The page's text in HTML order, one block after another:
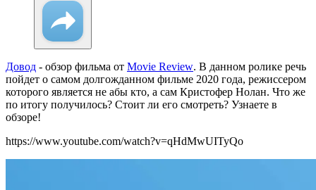
Довод - обзор фильма от Movie Review. В данном ролике речь
пойдет о самом долгожданном фильме 2020 года, режиссером
которого является не абы кто, а сам Кристофер Нолан. Что же
по итогу получилось? Стоит ли его смотреть? Узнаете в
обзоре!
https://www.youtube.com/watch?v=qHdMwUITyQo